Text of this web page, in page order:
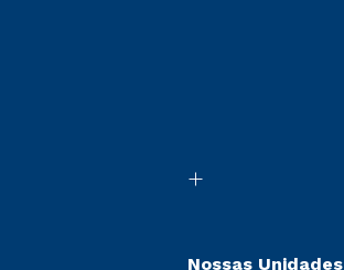
Nossas Unidades